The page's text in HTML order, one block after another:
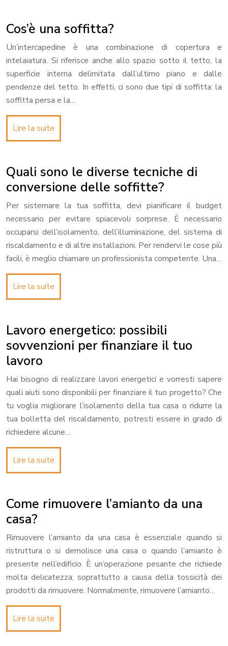
Cos’è una soffitta?
Un’intercapedine è una combinazione di copertura e
intelaiatura. Si riferisce anche allo spazio sotto il tetto, la
superficie interna delimitata dall’ultimo piano e dalle
pendenze del tetto. In effetti, ci sono due tipi di soffitta: la
soffitta persa e la…
Lire la suite
Quali sono le diverse tecniche di
conversione delle soffitte?
Per sistemare la tua soffitta, devi pianificare il budget
necessario per evitare spiacevoli sorprese. È necessario
occuparsi dell’isolamento, dell’illuminazione, del sistema di
riscaldamento e di altre installazioni. Per rendervi le cose più
facili, è meglio chiamare un professionista competente. Una…
Lire la suite
Lavoro energetico: possibili
sovvenzioni per finanziare il tuo
lavoro
Hai bisogno di realizzare lavori energetici e vorresti sapere
quali aiuti sono disponibili per finanziare il tuo progetto? Che
tu voglia migliorare l’isolamento della tua casa o ridurre la
tua bolletta del riscaldamento, potresti essere in grado di
richiedere alcune…
Lire la suite
Come rimuovere l’amianto da una
casa?
Rimuovere l’amianto da una casa è essenziale quando si
ristruttura o si demolisce una casa o quando l’amianto è
presente nell’edificio. È un’operazione pesante che richiede
molta delicatezza, soprattutto a causa della tossicità dei
prodotti da rimuovere. Normalmente, rimuovere l’amianto…
Lire la suite